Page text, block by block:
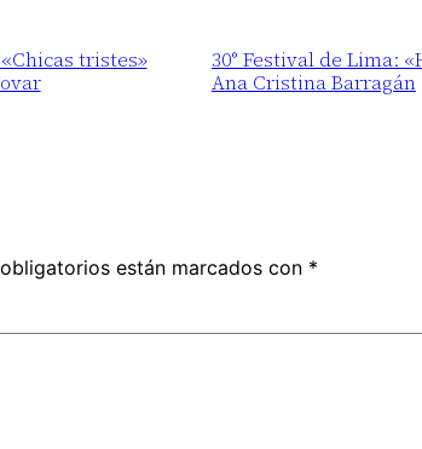
tristes»
30° Festival de Lima:
Ana Cristina Barragán
están marcados con *